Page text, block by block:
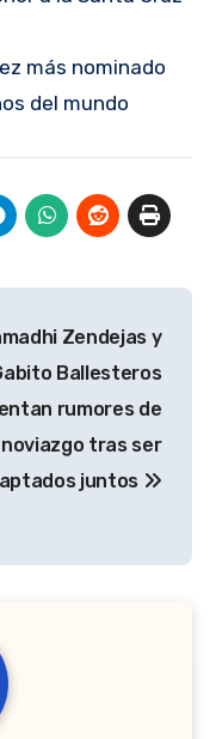
más nominado
del mundo
Zendejas y
Ballesteros
rumores de
noviazgo tras ser
juntos